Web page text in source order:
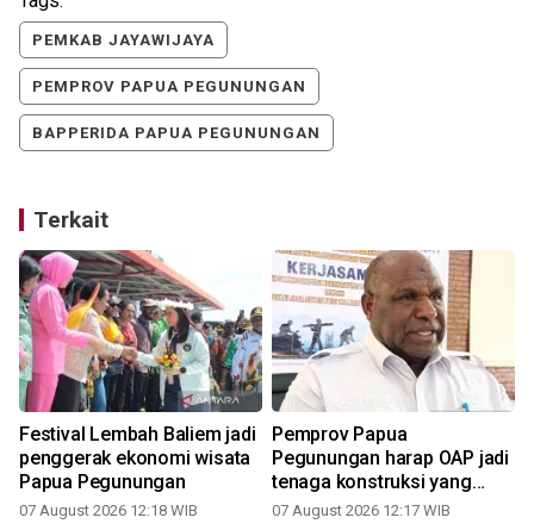
PEMKAB JAYAWIJAYA
PEMPROV PAPUA PEGUNUNGAN
BAPPERIDA PAPUA PEGUNUNGAN
Terkait
Festival Lembah Baliem jadi
penggerak ekonomi wisata
Papua Pegunungan
07 August 2026 12:18 WIB
Pemprov Papua
Pegunungan harap OAP jadi
tenaga konstruksi yang
andal
07 August 2026 12:17 WIB